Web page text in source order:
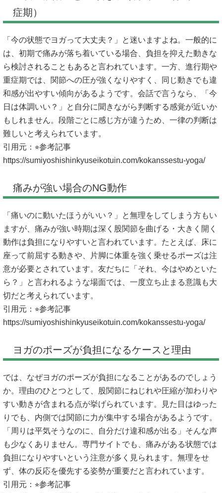
症期）
「今の状態でヨガって大丈夫？」と迷いますよね。一般的に
は、初期で痛みが落ち着いている場合、負担を抑えた動きな
ら検討されることもあると言われています。一方、進行期や
重症期では、関節への圧が強くなりやすく、同じ動きでも違
和感が出やすい傾向があるようです。会話で言うなら、「今
日は体調いい？」と自分に聞きながら判断する感覚が近いか
もしれません。段階ごとに感じ方が違うため、一律の判断は
難しいと考えられています。
引用元：⭐︎参考記事
https://sumiyoshishinkyuseikotuin.com/kokanssestu-yoga/
痛みが強い場合のNG動作
「痛いのに動いたほうがいい？」と無理をしてしまう方もい
ますが、痛みが強い時期は深く股関節を曲げる・大きく開く
動作は負担になりやすいと言われています。たとえば、床に
座って前屈する動きや、片脚に体重を強く乗せるポーズは注
意が必要とされています。友だちに「それ、今はやめといた
ら？」と言われるような場面では、一度立ち止まる意識も大
切だと考えられています。
引用元：⭐︎参考記事
https://sumiyoshishinkyuseikotuin.com/kokanssestu-yoga/
ヨガのポーズが負担になるケースと理由
では、なぜヨガのポーズが負担になることがあるのでしょう
か。理由のひとつとして、股関節にねじれや圧縮が加わりや
すい動きが含まれる点が挙げられています。見た目はゆった
りでも、内側では関節に力が集中する場合があるようです。
「周りは平気そうなのに、自分だけ違和感が出る」そんな声
も少なくありません。専門サイトでも、痛みがある状態では
負担になりやすいという注意が多く見られます。無理をせ
ず、体の反応を優先する姿勢が重要だと言われています。
引用元：⭐︎参考記事